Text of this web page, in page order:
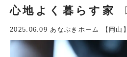
心地よく暮らす家
2025.06.09あなぶきホーム 【岡山】